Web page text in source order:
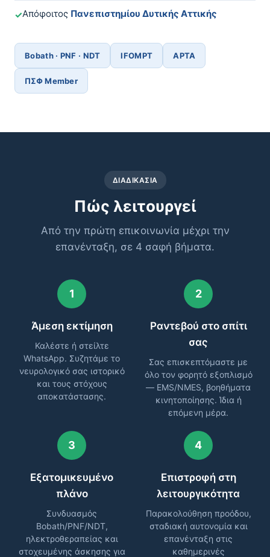
✓Απόφοιτος Πανεπιστημίου Δυτικής Αττικής
Bobath · PNF · NDT IFOMPT APTA
ΠΣΦ Member
ΔΙΑΔΙΚΑΣΊΑ
Πώς λειτουργεί
Από την πρώτη επικοινωνία μέχρι την
επανένταξη, σε 4 σαφή βήματα.
1
Άμεση εκτίμηση
Καλέστε ή στείλτε
WhatsApp. Συζητάμε το
νευρολογικό σας ιστορικό
και τους στόχους
αποκατάστασης.
2
Ραντεβού στο σπίτι
σας
Σας επισκεπτόμαστε με
όλο τον φορητό εξοπλισμό
— EMS/NMES, βοηθήματα
κινητοποίησης. Ίδια ή
επόμενη μέρα.
3
Εξατομικευμένο
πλάνο
Συνδυασμός
Bobath/PNF/NDT,
ηλεκτροθεραπείας και
στοχευμένης άσκησης για
4
Επιστροφή στη
λειτουργικότητα
Παρακολούθηση προόδου,
σταδιακή αυτονομία και
επανένταξη στις
καθημερινές